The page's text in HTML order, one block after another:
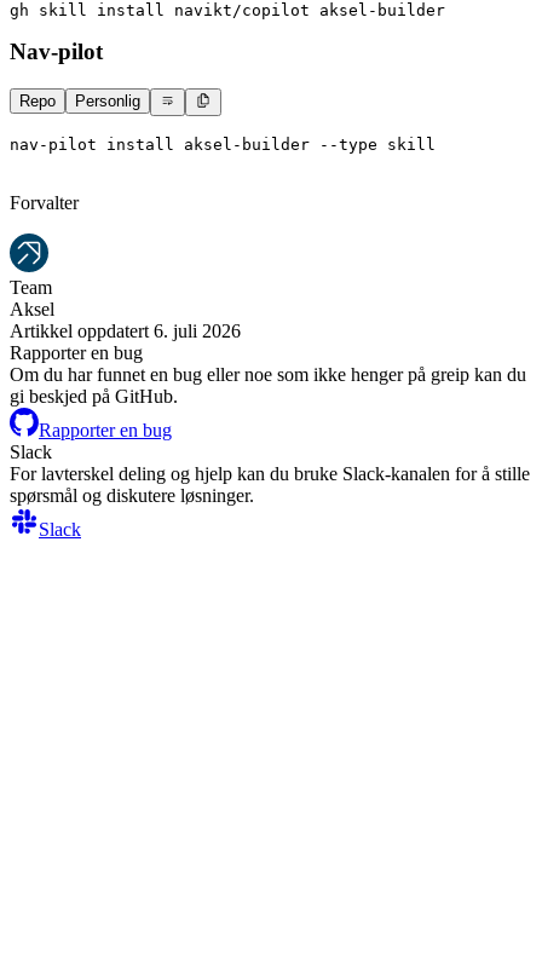
gh skill install navikt/copilot aksel-builder
Nav-pilot
Repo Personlig
nav-pilot install aksel-builder --type skill
Forvalter
Team
Aksel
Artikkel oppdatert 6. juli 2026
Rapporter en bug
Om du har funnet en bug eller noe som ikke henger på greip kan du
gi beskjed på GitHub.
Rapporter en bug
Slack
For lavterskel deling og hjelp kan du bruke Slack-kanalen for å stille
spørsmål og diskutere løsninger.
Slack